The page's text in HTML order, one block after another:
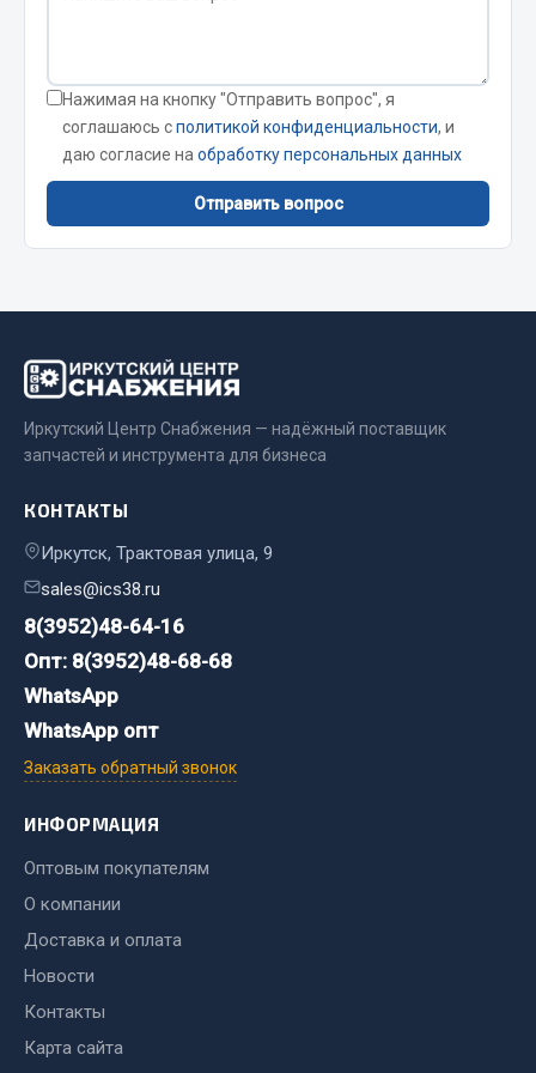
Стропы
Весь раздел
Alteco
Aвтосил
Chevron
Cosmo
Весь раздел
Хозтовары
Горелки, баллоны, плитки газовые
Замки
Лампы паяльные, керосиновые
Спецодежда
Весь раздел
Шиномонтаж
Нажимая на кнопку "Отправить вопрос", я
соглашаюсь сполитикой конфиденциальности, и
даю согласие на обработку персональных данных
Отправить вопрос
Иркутский Центр Снабжения — надёжный поставщик
запчастей и инструмента для бизнеса
КОНТАКТЫ
Иркутск, Трактовая улица, 9
sales@ics38.ru
8(3952)48-64-16
Опт: 8(3952)48-68-68
WhatsApp
WhatsApp опт
Заказать обратный звонок
ИНФОРМАЦИЯ
Оптовым покупателям
О компании
Доставка и оплата
Новости
Контакты
Карта сайта